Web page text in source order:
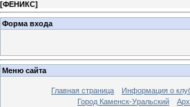
[ФЕНИКС]
Форма входа
Меню сайта
Главная страница Информация о
Город Каменск-Уральский